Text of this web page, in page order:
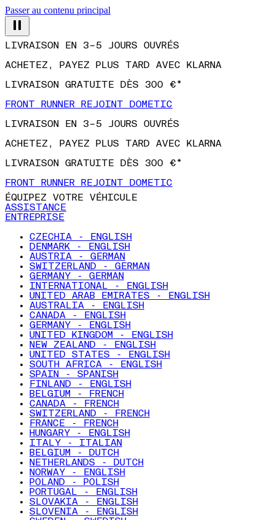
Passer au contenu principal
ACHETEZ, PAYEZ PLUS TARD AVEC KLARNA
LIVRAISON GRATUITE DÈS 300 €*
FRONT RUNNER REJOINT DOMETIC
LIVRAISON EN 3–5 JOURS OUVRÉS
ACHETEZ, PAYEZ PLUS TARD AVEC KLARNA
LIVRAISON GRATUITE DÈS 300 €*
FRONT RUNNER REJOINT DOMETIC
ÉQUIPEZ VOTRE VÉHICULE
ASSISTANCE
ENTREPRISE
CZECHIA - ENGLISH
DENMARK - ENGLISH
AUSTRIA - GERMAN
SWITZERLAND - GERMAN
GERMANY - GERMAN
INTERNATIONAL - ENGLISH
UNITED ARAB EMIRATES - ENGLISH
AUSTRALIA - ENGLISH
CANADA - ENGLISH
GERMANY - ENGLISH
UNITED KINGDOM - ENGLISH
NEW ZEALAND - ENGLISH
UNITED STATES - ENGLISH
SOUTH AFRICA - ENGLISH
SPAIN - SPANISH
FINLAND - ENGLISH
BELGIUM - FRENCH
CANADA - FRENCH
SWITZERLAND - FRENCH
FRANCE - FRENCH
HUNGARY - ENGLISH
ITALY - ITALIAN
BELGIUM - DUTCH
NETHERLANDS - DUTCH
NORWAY - ENGLISH
POLAND - POLISH
PORTUGAL - ENGLISH
SLOVAKIA - ENGLISH
SLOVENIA - ENGLISH